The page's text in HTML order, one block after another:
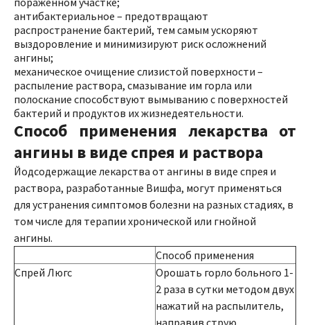
антибактериальное – предотвращают
распространение бактерий, тем самым ускоряют
выздоровление и минимизируют риск осложнений
ангины;
механическое очищение слизистой поверхности –
распыление раствора, смазывание им горла или
полоскание способствуют вымыванию с поверхностей
бактерий и продуктов их жизнедеятельности.
Способ применения лекарства от
ангины в виде спрея и раствора
Йодсодержащие лекарства от ангины в виде спрея и
раствора, разработанные Вишфа, могут применяться
для устранения симптомов болезни на разных стадиях, в
том числе для терапии хронической или гнойной
ангины.
Способ применения
Спрей Люгс
Орошать горло больного 1-
2 раза в сутки методом двух
нажатий на распылитель,
направив струю